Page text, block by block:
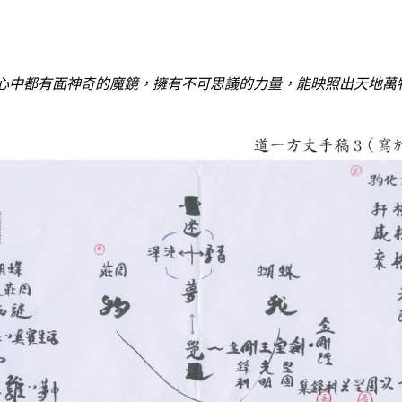
中都有面神奇的魔鏡，擁有不可思議的力量，能映照出天地萬